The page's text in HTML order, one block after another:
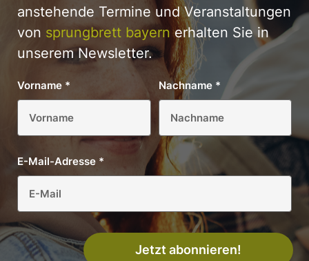
anstehende Termine und Veranstaltungen
von sprungbrett bayernerhalten Sie in
unserem Newsletter.
Vorname * Nachname *
E-Mail-Adresse *
Jetzt abonnieren!